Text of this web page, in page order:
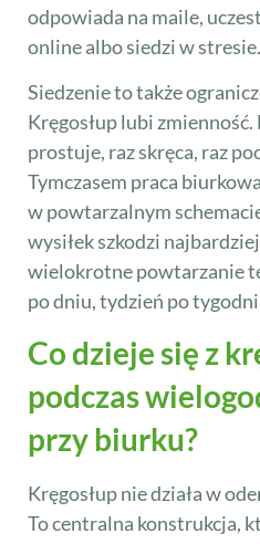
odpowiada na maile,
online albo siedzi w stresie.
Siedzenie to także
Kręgosłup lubi zmienność.
prostuje, raz skręca, raz
Tymczasem praca
w powtarzalnym
wysiłek szkodzi
wielokrotne powtarzanie
po dniu, tydzień po
Co dzieje się z
podczas
przy biurku?
Kręgosłup nie działa w
To centralna konstrukcja,